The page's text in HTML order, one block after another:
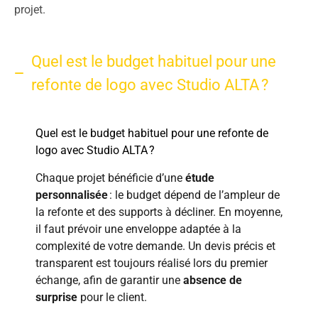
projet.
Quel est le budget habituel pour une
refonte de logo avec Studio ALTA ?
Quel est le budget habituel pour une refonte de
logo avec Studio ALTA ?
Chaque projet bénéficie d’une étude
personnalisée: le budget dépend de l’ampleur de
la refonte et des supports à décliner. En moyenne,
il faut prévoir une enveloppe adaptée à la
complexité de votre demande. Un devis précis et
transparent est toujours réalisé lors du premier
échange, afin de garantir une absence de
surprise pour le client.